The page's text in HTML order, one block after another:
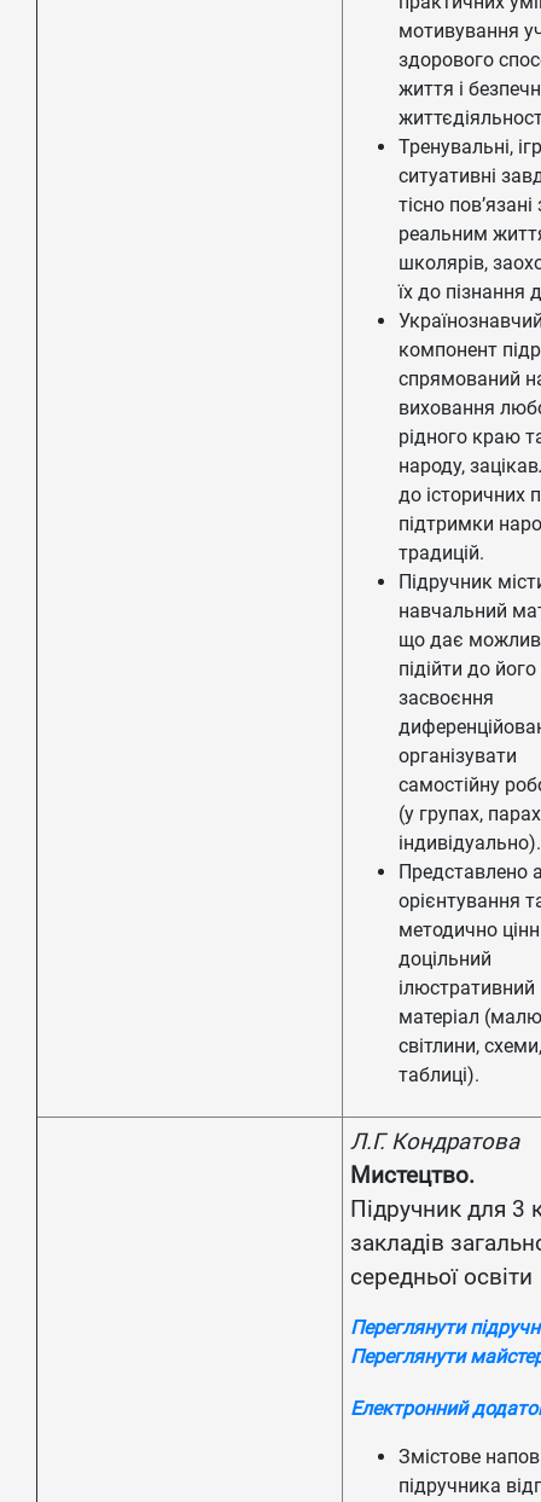
мотивування
здорового
життя і
Тренувальні,
ситуативні
тісно пов’язані
реальним
школярів,
їх до пізнання
компонент
спрямований
виховання
рідного краю
народу,
до історичних
підтримки
традицій.
Підручник
навчальний
що дає
підійти до його
засвоєння
організувати
самостійну
(у групах,
індивідуально).
Представлено
орієнтування
методично
доцільний
ілюстративний
матеріал
світлини, схеми,
таблиці).
Л.Г. Кондратова
Мистецтво.
Підручник для 3
закладів
середньої освіти
Переглянути
Переглянути
Електронний
Змістове
підручника